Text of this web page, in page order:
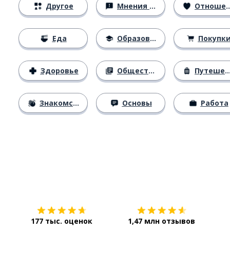
Другое
Еда
Здоровье
Знакомство
Мнения и убеждения
Образование
Общество
Основы
Отношения
Путешествия
Работа
177 тыс. оценок 1,47 млн отзывов